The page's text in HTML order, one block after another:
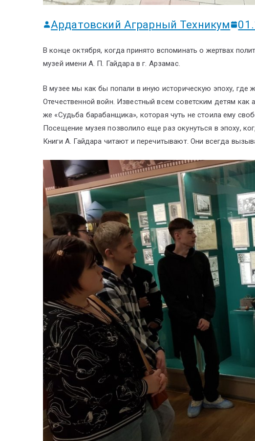
Ардатовский Аграрный Техникум
В конце октября, когда принято вспоминать о жертвах
музей имени А. П. Гайдара в г. Арзамас.
В музее мы как бы попали в иную историческую эпоху, где
Отечественной войн. Известный всем советским детям как
же «Судьба барабанщика», которая чуть не стоила ему
Посещение музея позволило еще раз окунуться в эпоху,
Книги А. Гайдара читают и перечитывают. Они всегда